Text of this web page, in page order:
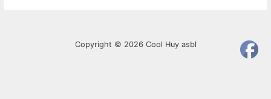
Copyright © 2026 Cool Huy asbl